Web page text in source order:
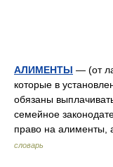
АЛИМЕНТЫ — (от
которые в
обязаны
семейное
право на
словарь